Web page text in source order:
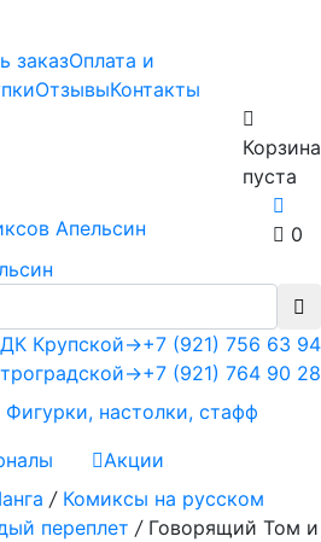
заказОплата и
ОтзывыКонтакты
Корзина
пуста
0
+7 (921) 756 63 94
+7 (921) 764 90 28
Крупской→
→
Фигурки, настолки, стафф
Акции
/ Комиксы на русском
переплет / Говорящий Том и